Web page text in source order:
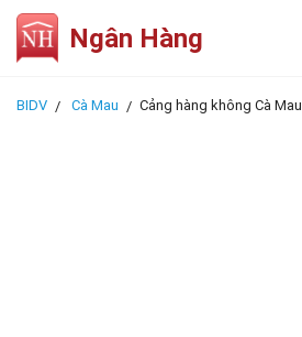
Ngân Hàng
BIDV Cà Mau Cảng hàng không Cà Mau